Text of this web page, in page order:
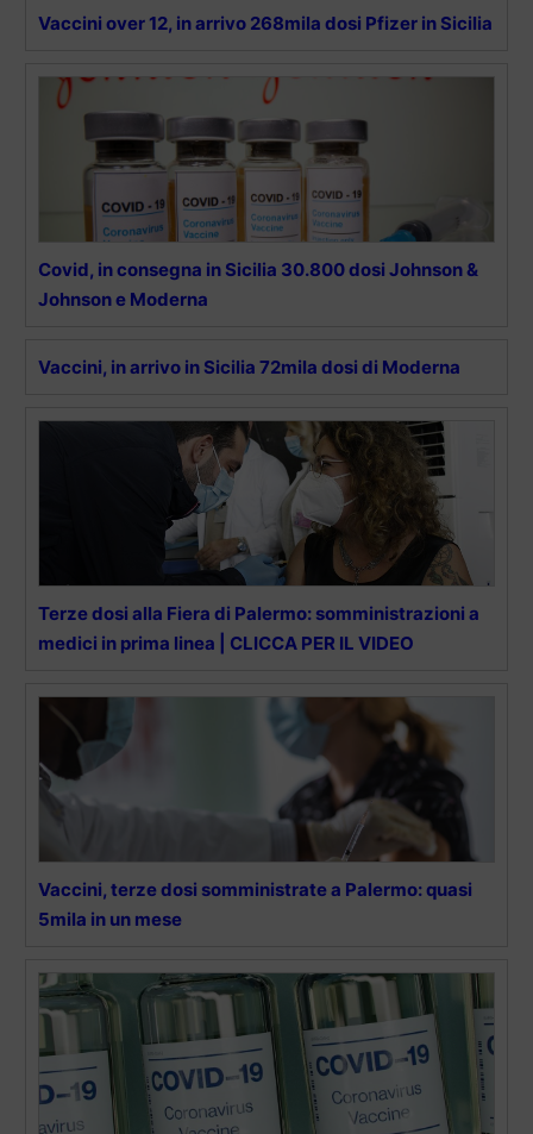
Vaccini over 12, in arrivo 268mila dosi Pfizer in Sicilia
Covid, in consegna in Sicilia 30.800 dosi Johnson &
Johnson e Moderna
Vaccini, in arrivo in Sicilia 72mila dosi di Moderna
Terze dosi alla Fiera di Palermo: somministrazioni a
medici in prima linea | CLICCA PER IL VIDEO
Vaccini, terze dosi somministrate a Palermo: quasi
5mila in un mese